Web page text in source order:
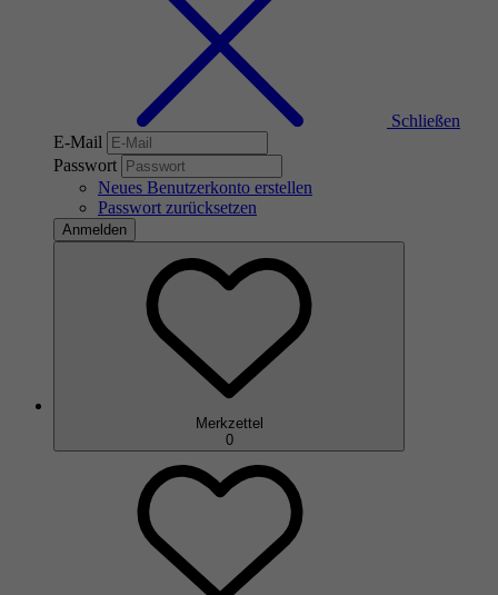
Schließen
E-Mail
Passwort
Neues Benutzerkonto erstellen
Passwort zurücksetzen
Anmelden
Merkzettel
0